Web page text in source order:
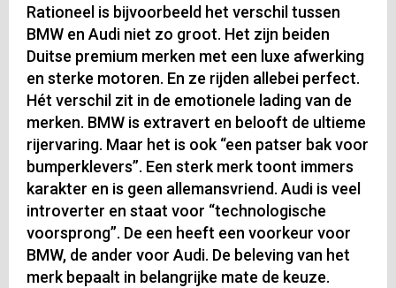
Rationeel is bijvoorbeeld het verschil tussen
BMW en Audi niet zo groot. Het zijn beiden
Duitse premium merken met een luxe afwerking
en sterke motoren. En ze rijden allebei perfect.
Hét verschil zit in de emotionele lading van de
merken. BMW is extravert en belooft de ultieme
rijervaring. Maar het is ook “een patser bak voor
bumperklevers”. Een sterk merk toont immers
karakter en is geen allemansvriend. Audi is veel
introverter en staat voor “technologische
voorsprong”. De een heeft een voorkeur voor
BMW, de ander voor Audi. De beleving van het
merk bepaalt in belangrijke mate de keuze.